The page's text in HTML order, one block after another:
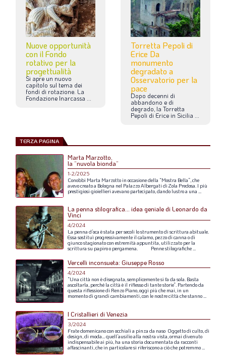
Nuove opportunità
con il Fondo
rotativo per la
progettualità
Si apre un nuovo
capitolo sul tema dei
fondi di rotazione. La
Fondazione Inarcassa
Torretta Pepoli di
Erice Da
monumento
degradato a
Osservatorio per la
pace
Dopo decenni di
abbandono e di
degrado, la Torretta
Pepoli di Erice in Sicilia
TERZA PAGINA
Marta Marzotto,
la “nuvola bionda”
1-2/2025
Conobbi Marta Marzottoin occasionedella “Mostra Bella”,che
avevocreatoa Bologna nel PalazzoAlbergati di Zola Predosa. I più
prestigiosi gioiellieri avevano partecipato,dando lustroa una ...
La penna stilografica... idea geniale di Leonardo da
Vinci
4/2024
La penna d’oca èstata persecoli lostrumentodi scrittura abituale.
Essa sostituì progressivamenteil calamo, pezzodi canna odi
giuncostagionatocon estremità appuntita, utilizzato per la
scrittura su papiroo pergamena. Pennestilografiche...
Vercelli inconsueta: Giuseppe Rosso
4/2024
“Una città non èdisegnata,semplicementesi fa da sola. Basta
ascoltarla, perché la città èil riflessodi tantestorie”. Partendoda
questa riflessionedi Renzo Piano,oggi più che mai,in un
momentodi grandi cambiamenti,con le nostrecittà chestanno...
I Cristallieri di Venezia
3/2024
Fratedomenicanocon occhiali a pinza da naso Oggettodi culto,di
design,di moda…quell’ausilioalla nostra vista,ormai divenuto
indispensabileai più, ha una storia documentata da racconti
affascinanti,chein particolaresi riferisconoa ciòche potremmo...